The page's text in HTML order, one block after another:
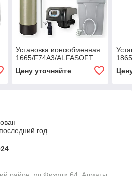
Установка ионообменная
1665/F74A3/ALFASOFT
Цену уточняйте
год